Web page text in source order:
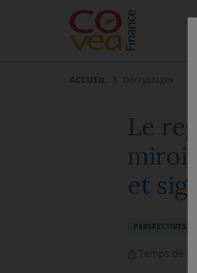
ACCUEIL Décryptages
Le
et
PERSPECTIVES
Temps de